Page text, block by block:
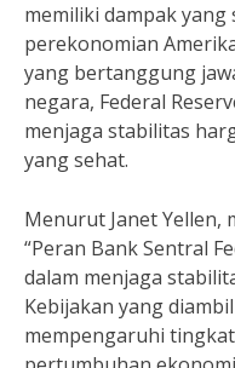
memiliki dampak
perekonomian
yang bertanggung
negara, Federal
menjaga stabilitas
yang sehat.
Menurut Janet Yellen,
“Peran Bank Sentral
dalam menjaga
Kebijakan yang
mempengaruhi